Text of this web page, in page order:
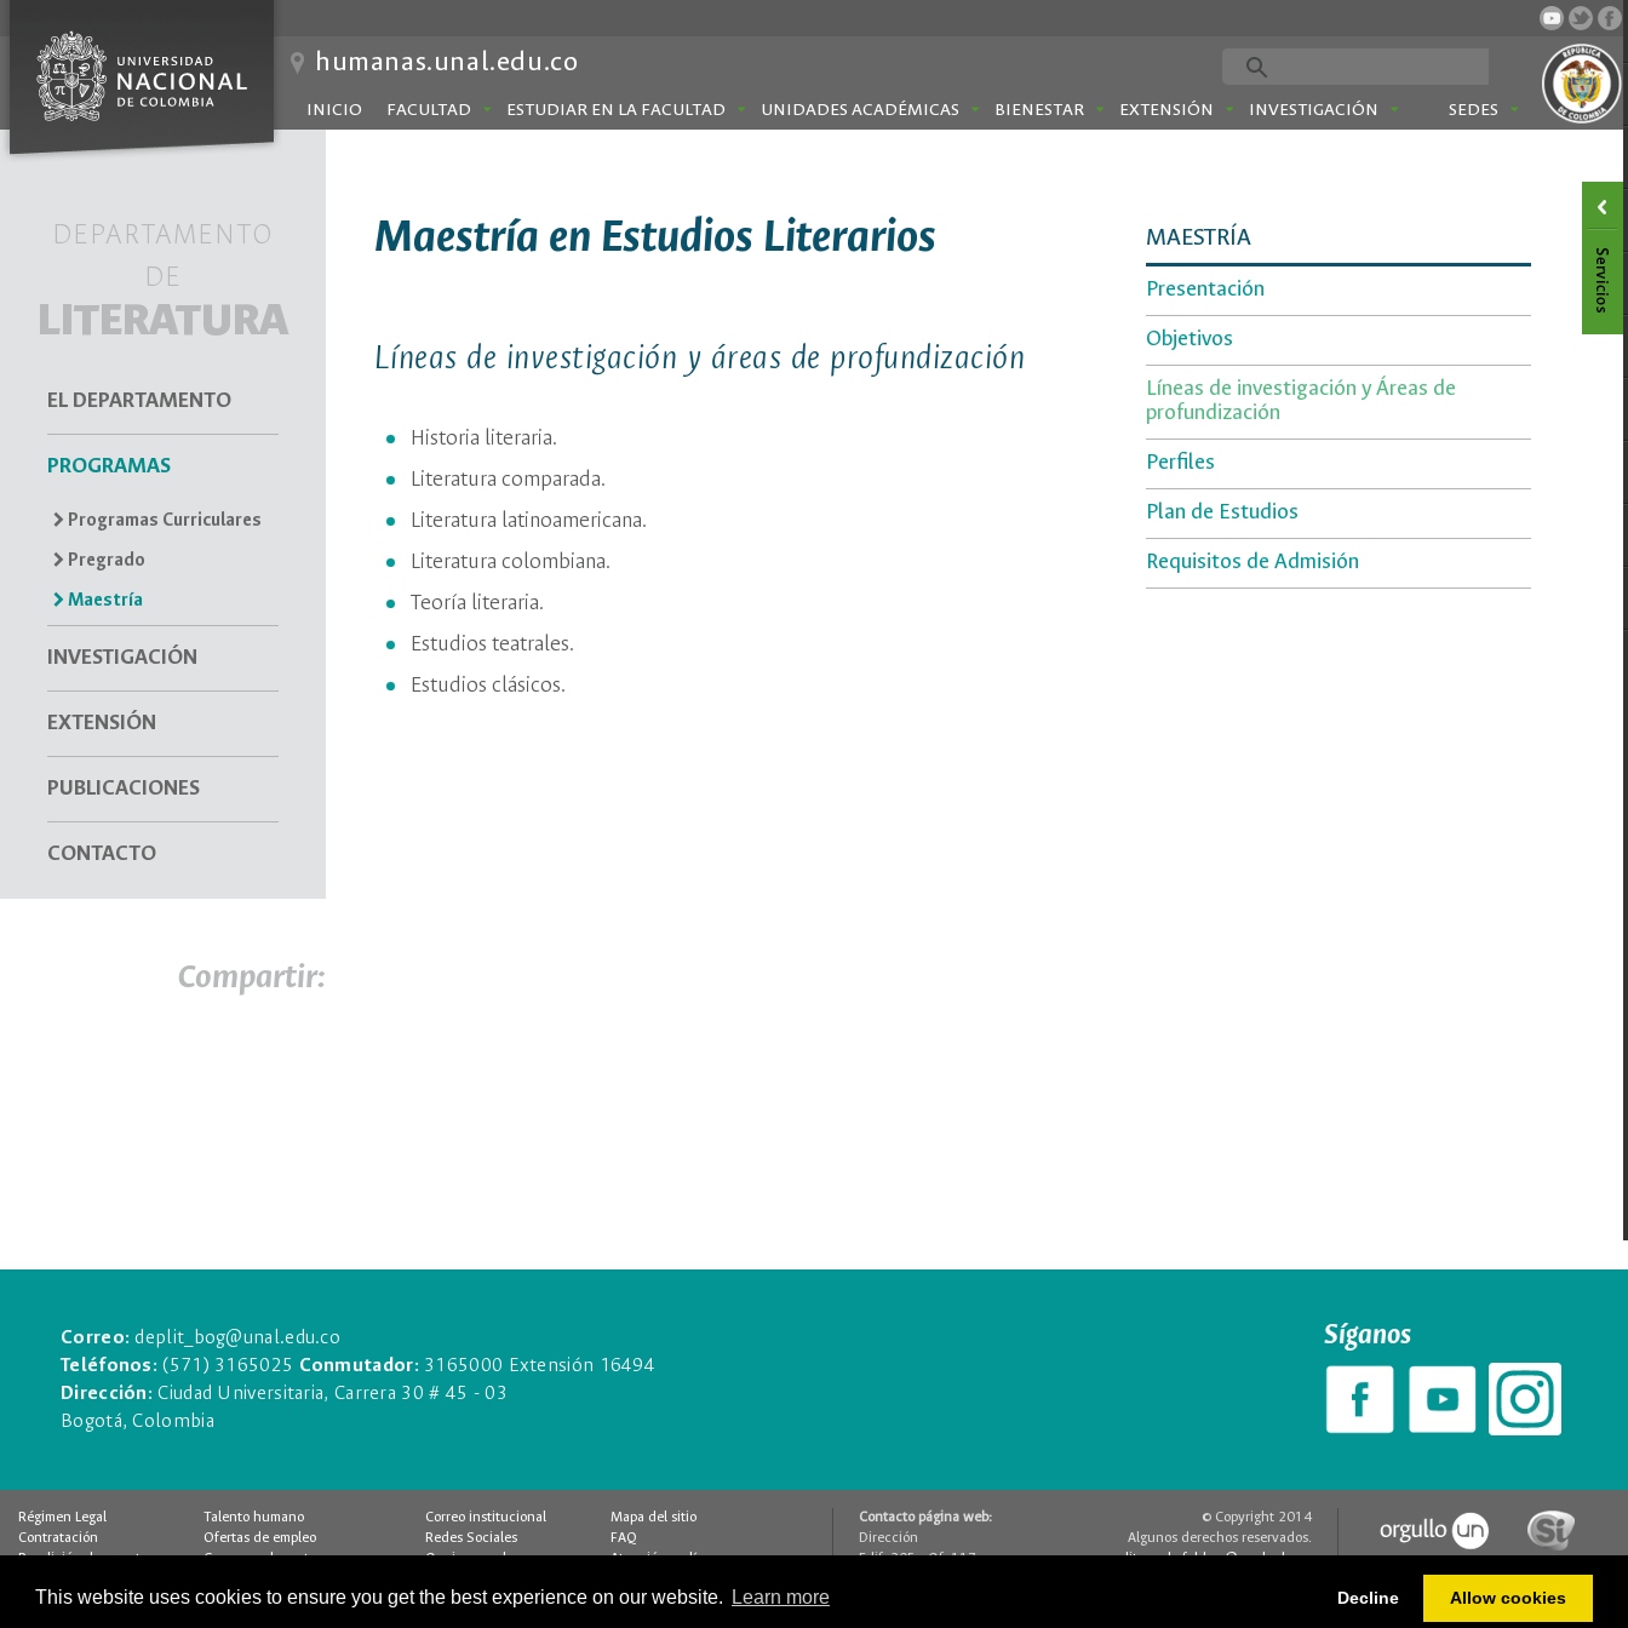
This website uses cookies to ensure you get the best experience on our website. Learn more Decline Allow cookies
humanas.unal.edu.co
INICIO FACULTAD ESTUDIAR EN LA FACULTAD UNIDADES ACADÉMICAS BIENESTAR EXTENSIÓN INVESTIGACIÓN SEDES
DEPARTAMENTO
DE
LITERATURA
EL DEPARTAMENTO
PROGRAMAS
Programas Curriculares
Pregrado
Maestría
INVESTIGACIÓN
EXTENSIÓN
PUBLICACIONES
CONTACTO
Compartir:
MAESTRÍA
Presentación
Objetivos
Líneas de investigación y Áreas de
profundización
Perfiles
Plan de Estudios
Requisitos de Admisión
Maestría en Estudios Literarios
Líneas de investigación y áreas de profundización
Historia literaria.
Literatura comparada.
Literatura latinoamericana.
Literatura colombiana.
Teoría literaria.
Estudios teatrales.
Estudios clásicos.
Correo:deplit_bog@unal.edu.co
Teléfonos:(571) 3165025 Conmutador: 3165000 Extensión 16494
Dirección:Ciudad Universitaria, Carrera 30 # 45 - 03
Bogotá, Colombia
Síganos
Régimen Legal
Talento humano
Contratación
Ofertas de empleo
Rendición de cuentas
Concurso docente
Calidad
Buzón de notificaciones
Correo institucional
Mapa del sitio
Redes Sociales
FAQ
Quejas y reclamos
Atención en línea
Estadísticas
Glosario
Contacto página web:
Dirección
Edif. 205 - Of. 117
© Copyright 2014
Algunos derechos reservados.
editorweb_fchbog@unal.edu.co